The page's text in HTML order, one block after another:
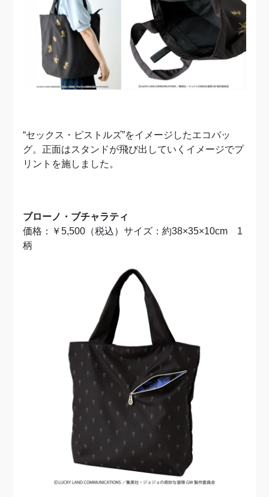
“セックス・ピストルズ”をイメージしたエコバッ
グ。正面はスタンドが飛び出していくイメージでプ
リントを施しました。
ブローノ・ブチャラティ
価格：￥5,500（税込）サイズ：約38×35×10cm 1
柄